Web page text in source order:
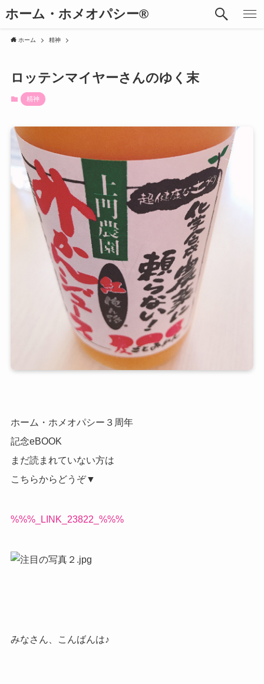
ホーム・ホメオパシー®︎
ホーム 精神
ロッテンマイヤーさんのゆく末
精神
ホーム・ホメオパシー３周年
記念eBOOK
まだ読まれていない方は
こちらからどうぞ▼
%%%_LINK_23822_%%%
みなさん、こんばんは♪